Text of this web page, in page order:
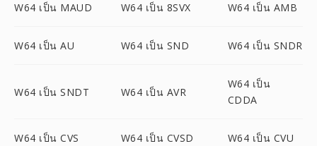
W64 เป็น MAUD W64 เป็น 8SVX W64 เป็น AMB
W64 เป็น AU W64 เป็น SND W64 เป็น SNDR
W64 เป็น SNDT W64 เป็น AVR
W64 เป็น
CDDA
W64 เป็น CVS W64 เป็น CVSD W64 เป็น CVU